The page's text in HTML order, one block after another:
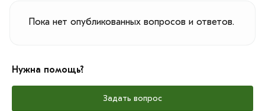
Пока нет опубликованных вопросов и ответов.
Нужна помощь?
Задать вопрос